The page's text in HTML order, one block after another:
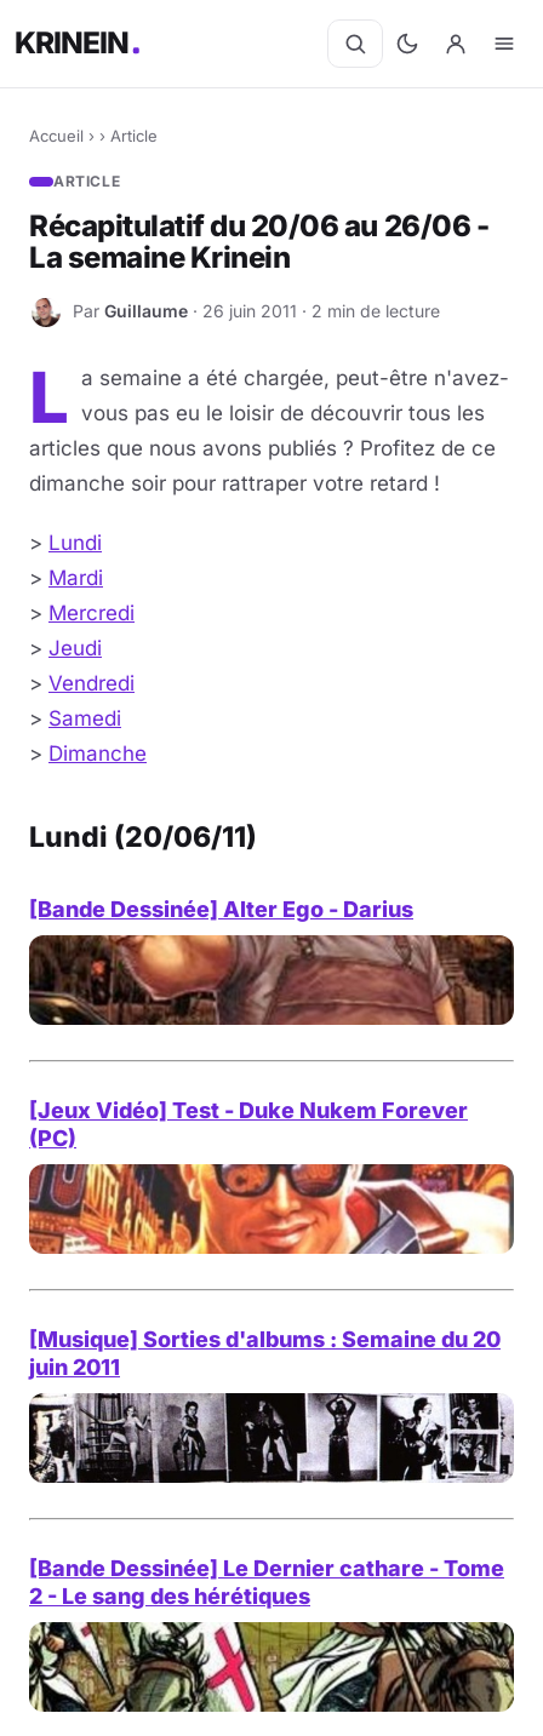
KRINEIN
Accueil › › Article
ARTICLE
Récapitulatif du 20/06 au 26/06 -
La semaine Krinein
G Par Guillaume · 26 juin 2011 · 2 min de lecture
L a semaine a été chargée, peut-être n'avez-
vous pas eu le loisir de découvrir tous les
articles que nous avons publiés ? Profitez de ce
dimanche soir pour rattraper votre retard !
> Lundi
> Mardi
> Mercredi
> Jeudi
> Vendredi
> Samedi
> Dimanche
Lundi (20/06/11)
[Bande Dessinée] Alter Ego - Darius
[Jeux Vidéo] Test - Duke Nukem Forever
(PC)
[Musique] Sorties d'albums : Semaine du 20
juin 2011
[Bande Dessinée] Le Dernier cathare - Tome
2 - Le sang des hérétiques